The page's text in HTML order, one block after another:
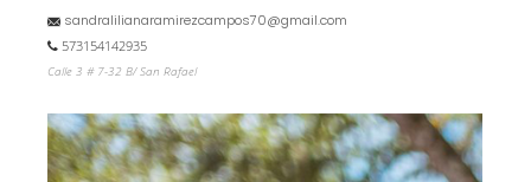
sandralilianaramirezcampos70@gmail.com
573154142935
Calle 3 # 7-32 B/ San Rafael